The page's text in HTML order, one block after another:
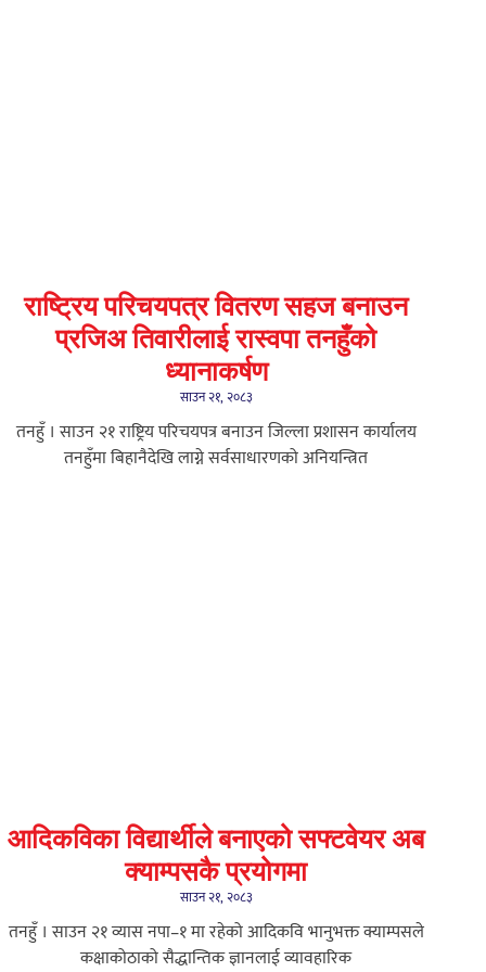
राष्ट्रिय परिचयपत्र वितरण सहज बनाउन
प्रजिअ तिवारीलाई रास्वपा तनहुँको
ध्यानाकर्षण
साउन २१, २०८३
तनहुँ । साउन २१ राष्ट्रिय परिचयपत्र बनाउन जिल्ला प्रशासन कार्यालय
तनहुँमा बिहानैदेखि लाग्ने सर्वसाधारणको अनियन्त्रित
आदिकविका विद्यार्थीले बनाएको सफ्टवेयर अब
क्याम्पसकै प्रयोगमा
साउन २१, २०८३
तनहुँ । साउन २१ ​व्यास नपा–१ मा रहेको आदिकवि भानुभक्त क्याम्पसले
कक्षाकोठाको सैद्धान्तिक ज्ञानलाई व्यावहारिक